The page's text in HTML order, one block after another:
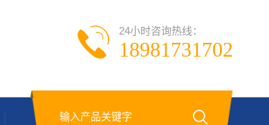
24小时咨询热线：
18981731702